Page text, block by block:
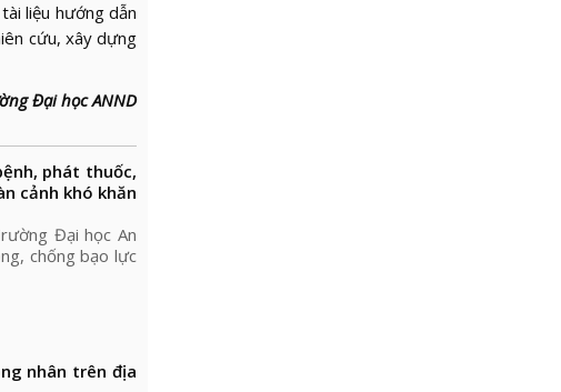
liệu hướng dẫn
cứu, xây dựng
Đại học ANND
phát thuốc,
cảnh khó khăn
Đại học An
chống bạo lực
nhân trên địa